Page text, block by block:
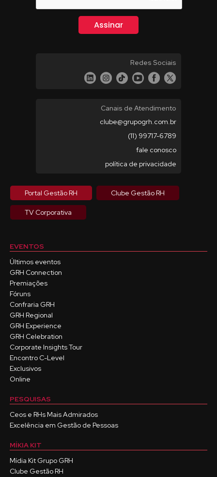
Redes Sociais
Canais de Atendimento
clube@grupogrh.com.br
(11) 99717-6789
fale conosco
política de privacidade
Portal Gestão RH Clube Gestão RH
TV Corporativa
EVENTOS
Últimos eventos
GRH Connection
Premiações
Fóruns
Confraria GRH
GRH Regional
GRH Experience
GRH Celebration
Corporate Insights Tour
Encontro C-Level
Exclusivos
Online
PESQUISAS
Ceos e RHs Mais Admirados
Excelência em Gestão de Pessoas
MÍKIA KIT
Mídia Kit Grupo GRH
Clube Gestão RH